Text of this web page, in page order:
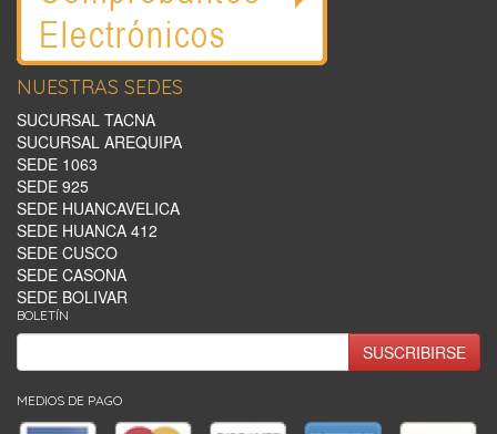
NUESTRAS SEDES
SUCURSAL TACNA
SUCURSAL AREQUIPA
SEDE 1063
SEDE 925
SEDE HUANCAVELICA
SEDE HUANCA 412
SEDE CUSCO
SEDE CASONA
SEDE BOLIVAR
BOLETÍN
SUSCRIBIRSE
MEDIOS DE PAGO